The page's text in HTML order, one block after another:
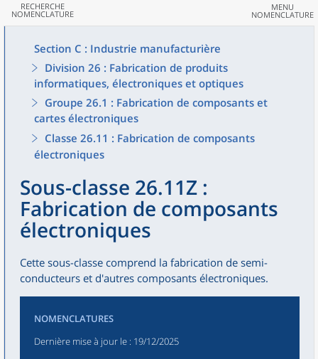
RECHERCHE
NOMENCLATURE
MENU
NOMENCLATURE
Section C : Industrie manufacturière
Division 26 : Fabrication de produits
informatiques, électroniques et optiques
Groupe 26.1 : Fabrication de composants et
cartes électroniques
Classe 26.11 : Fabrication de composants
électroniques
Sous-classe 26.11Z :
Fabrication de composants
électroniques
Cette sous-classe comprend la fabrication de semi-
conducteurs et d'autres composants électroniques.
NOMENCLATURES
Dernière mise à jour le : 19/12/2025